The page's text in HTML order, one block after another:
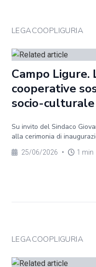
LEGACOOPLIGURIA
Campo Ligure.
cooperative
socio-
Su invito del Sindaco
alla cerimonia di
25/06/2026 • 1 min
LEGACOOPLIGURIA